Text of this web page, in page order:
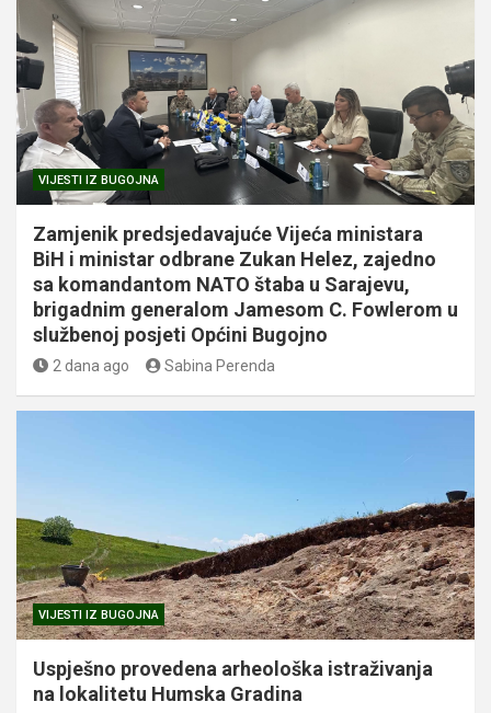
VIJESTI IZ BUGOJNA
Zamjenik predsjedavajuće Vijeća ministara
BiH i ministar odbrane Zukan Helez, zajedno
sa komandantom NATO štaba u Sarajevu,
brigadnim generalom Jamesom C. Fowlerom u
službenoj posjeti Općini Bugojno
2 dana ago Sabina Perenda
VIJESTI IZ BUGOJNA
Uspješno provedena arheološka istraživanja
na lokalitetu Humska Gradina